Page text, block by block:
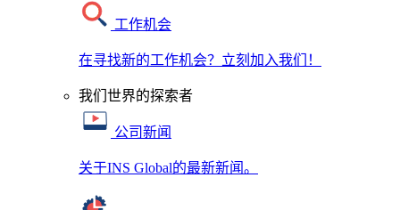
工作机会
在寻找新的工作机会？立刻加入我们！
我们世界的探索者
公司新闻
关于INS Global的最新新闻。